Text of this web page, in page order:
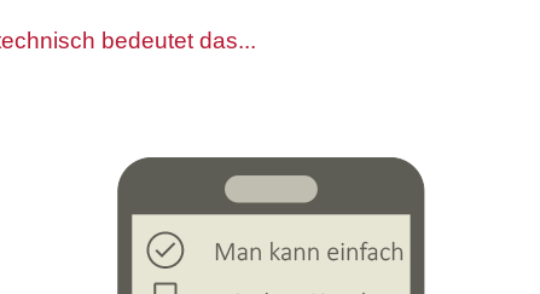
bedeutet das...